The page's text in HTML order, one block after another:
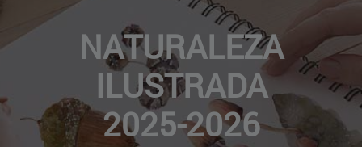
NATURALEZA
ILUSTRADA
2025-2026